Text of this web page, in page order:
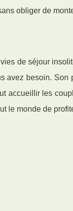
obliger de
de séjour
avez besoin. Son
accueillir les
le monde de